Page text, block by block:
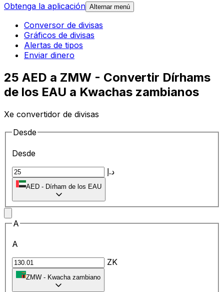
Obtenga la aplicación Alternar menú
Conversor de divisas
Gráficos de divisas
Alertas de tipos
Enviar dinero
25 AED a ZMW - Convertir Dírhams
de los EAU a Kwachas zambianos
Xe convertidor de divisas
Desde
Desde
د.إ
AED - Dírham de los EAU
A
A
ZK
ZMW - Kwacha zambiano